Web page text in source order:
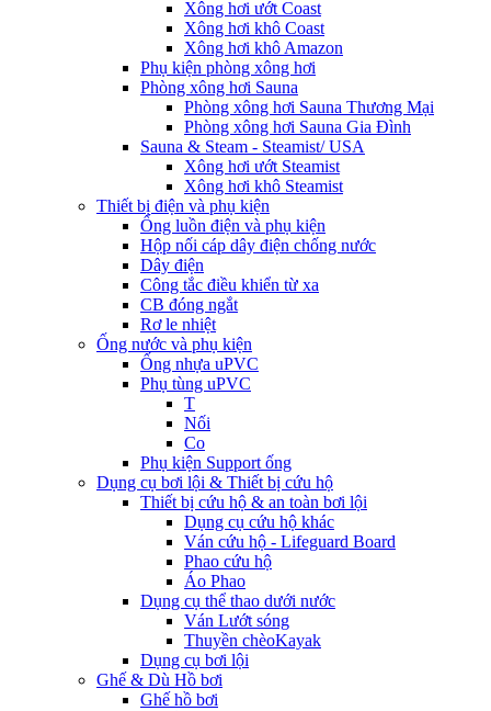
Xông hơi ướt Coast
Xông hơi khô Coast
Xông hơi khô Amazon
Phụ kiện phòng xông hơi
Phòng xông hơi Sauna
Phòng xông hơi Sauna Thương Mại
Phòng xông hơi Sauna Gia Đình
Sauna & Steam - Steamist/ USA
Xông hơi ướt Steamist
Xông hơi khô Steamist
Thiết bị điện và phụ kiện
Ống luồn điện và phụ kiện
Hộp nối cáp dây điện chống nước
Dây điện
Công tắc điều khiển từ xa
CB đóng ngắt
Rơ le nhiệt
Ống nước và phụ kiện
Ống nhựa uPVC
Phụ tùng uPVC
T
Nối
Co
Phụ kiện Support ống
Dụng cụ bơi lội & Thiết bị cứu hộ
Thiết bị cứu hộ & an toàn bơi lội
Dụng cụ cứu hộ khác
Ván cứu hộ - Lifeguard Board
Phao cứu hộ
Áo Phao
Dụng cụ thể thao dưới nước
Ván Lướt sóng
Thuyền chèoKayak
Dụng cụ bơi lội
Ghế & Dù Hồ bơi
Ghế hồ bơi